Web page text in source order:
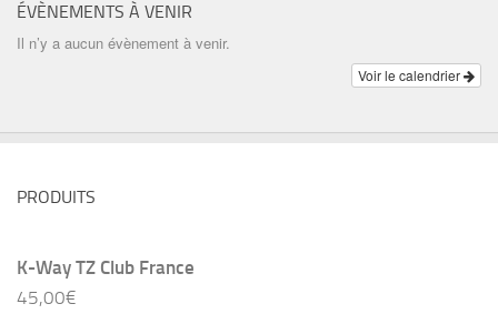
ÉVÈNEMENTS À VENIR
Il n’y a aucun évènement à venir.
Voir le calendrier
PRODUITS
K-Way TZ Club France
45,00€